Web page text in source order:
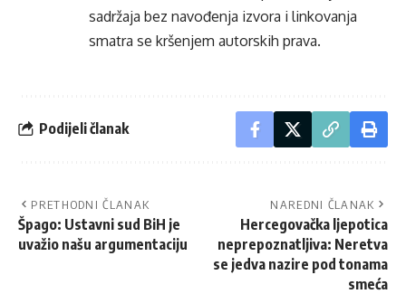
sadržaja bez navođenja izvora i linkovanja
smatra se kršenjem autorskih prava.
Podijeli članak
PRETHODNI ČLANAK
Špago: Ustavni sud BiH je
uvažio našu argumentaciju
NAREDNI ČLANAK
Hercegovačka ljepotica
neprepoznatljiva: Neretva
se jedva nazire pod tonama
smeća